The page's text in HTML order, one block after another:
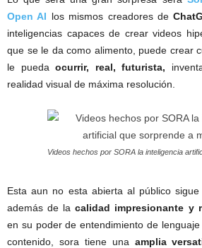
Open AI los mismos creadores de
inteligencias capaces de crear videos
que se le da como alimento, puede crear
le puedaocurrir, real, futurista,
realidad visual de máxima resolución.
Videos hechos por SORA la inteligencia
Esta aun no esta abierta al público
además de lacalidad impresionante y
en su poder de entendimiento de
contenido, sora tiene una amplia